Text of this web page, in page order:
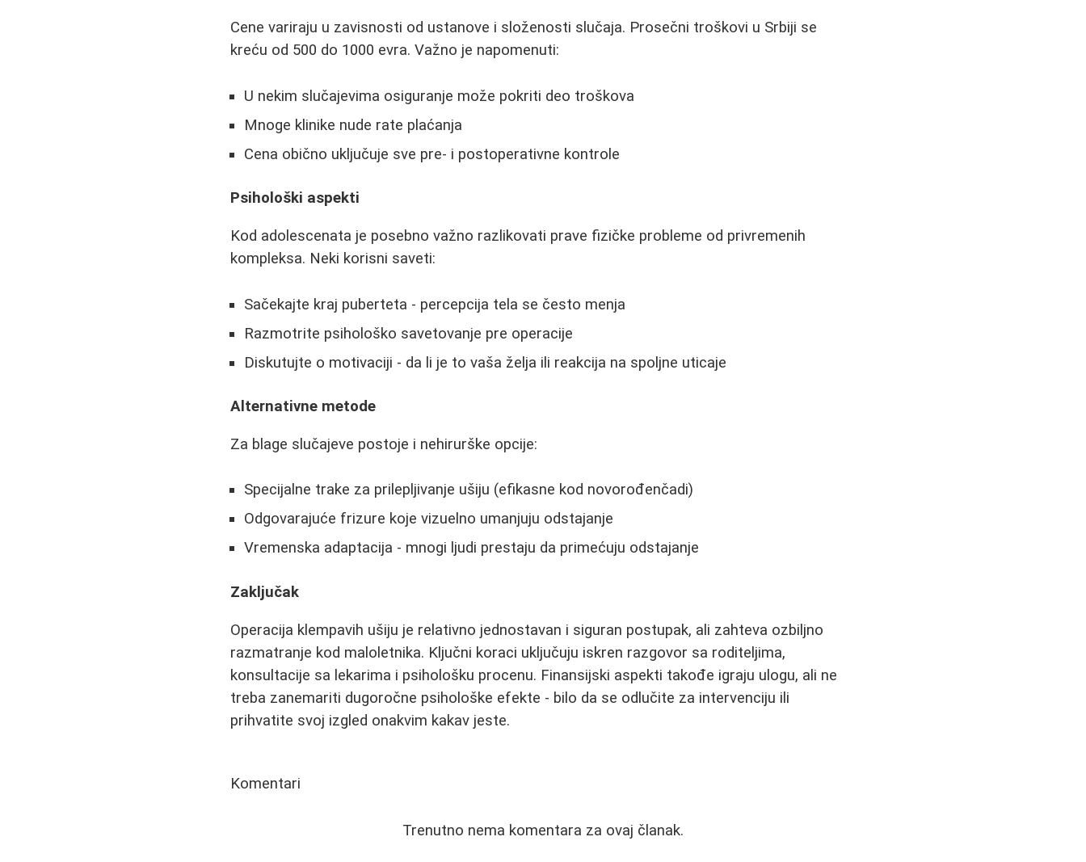
Cene variraju u zavisnosti od ustanove i složenosti slučaja. Prosečni troškovi u Srbiji se
kreću od 500 do 1000 evra. Važno je napomenuti:
U nekim slučajevima osiguranje može pokriti deo troškova
Mnoge klinike nude rate plaćanja
Cena obično uključuje sve pre- i postoperativne kontrole
Psihološki aspekti
Kod adolescenata je posebno važno razlikovati prave fizičke probleme od privremenih
kompleksa. Neki korisni saveti:
Sačekajte kraj puberteta - percepcija tela se često menja
Razmotrite psihološko savetovanje pre operacije
Diskutujte o motivaciji - da li je to vaša želja ili reakcija na spoljne uticaje
Alternativne metode
Za blage slučajeve postoje i nehirurške opcije:
Specijalne trake za prilepljivanje ušiju (efikasne kod novorođenčadi)
Odgovarajuće frizure koje vizuelno umanjuju odstajanje
Vremenska adaptacija - mnogi ljudi prestaju da primećuju odstajanje
Zaključak
Operacija klempavih ušiju je relativno jednostavan i siguran postupak, ali zahteva ozbiljno
razmatranje kod maloletnika. Ključni koraci uključuju iskren razgovor sa roditeljima,
konsultacije sa lekarima i psihološku procenu. Finansijski aspekti takođe igraju ulogu, ali ne
treba zanemariti dugoročne psihološke efekte - bilo da se odlučite za intervenciju ili
prihvatite svoj izgled onakvim kakav jeste.
Komentari
Trenutno nema komentara za ovaj članak.